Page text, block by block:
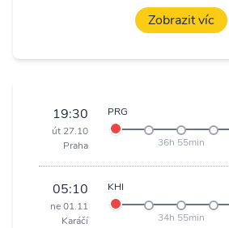
Zobrazit víc
19:30
út 27.10
Praha
PRG
36h 55min
05:10
ne 01.11
Karáčí
KHI
34h 55min